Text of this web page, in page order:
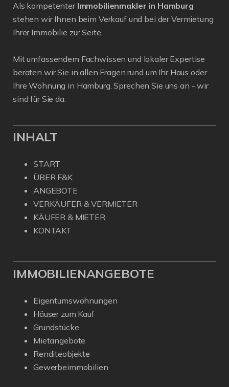
Als kompetenter Immobilienmakler in Hamburg
stehen wir Ihnen beim Verkauf und bei der Vermietung
Ihrer Immobilie zur Seite.
Mit umfassendem Fachwissen und lokaler Expertise
beraten wir Sie in allen Fragen rund um Ihr Haus oder
Ihre Wohnung in Hamburg. Sprechen Sie uns an - wir
sind für Sie da.
INHALT
START
ÜBER F&K
ANGEBOTE
VERKÄUFER & VERMIETER
KÄUFER & MIETER
KONTAKT
IMMOBILIENANGEBOTE
Eigentumswohnungen
Häuser zum Kauf
Grundstücke
Mietangebote
Renditeobjekte
Gewerbeimmobilien